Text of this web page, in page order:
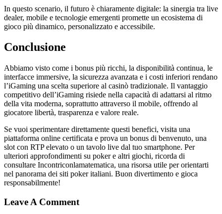
In questo scenario, il futuro è chiaramente digitale: la sinergia tra live
dealer, mobile e tecnologie emergenti promette un ecosistema di
gioco più dinamico, personalizzato e accessibile.
Conclusione
Abbiamo visto come i bonus più ricchi, la disponibilità continua, le
interfacce immersive, la sicurezza avanzata e i costi inferiori rendano
l’iGaming una scelta superiore al casinò tradizionale. Il vantaggio
competitivo dell’iGaming risiede nella capacità di adattarsi al ritmo
della vita moderna, soprattutto attraverso il mobile, offrendo al
giocatore libertà, trasparenza e valore reale.
Se vuoi sperimentare direttamente questi benefici, visita una
piattaforma online certificata e prova un bonus di benvenuto, una
slot con RTP elevato o un tavolo live dal tuo smartphone. Per
ulteriori approfondimenti su poker e altri giochi, ricorda di
consultare Incontriconlamatematica, una risorsa utile per orientarti
nel panorama dei siti poker italiani. Buon divertimento e gioca
responsabilmente!
Leave A Comment